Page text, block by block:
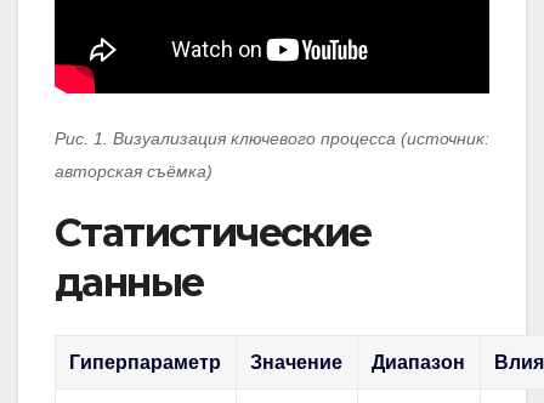
Рис. 1. Визуализация ключевого процесса (источник:
авторская съёмка)
Статистические
данные
Гиперпараметр Значение Диапазон